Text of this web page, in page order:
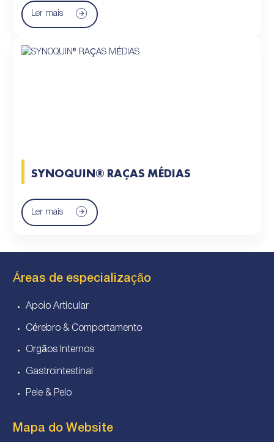
Ler mais
SYNOQUIN® RAÇAS MÉDIAS
Ler mais
Áreas de especialização
Apoio Articular
Cérebro & Comportamento
Orgãos Internos
Gastrointestinal
Pele & Pelo
Mapa do Website